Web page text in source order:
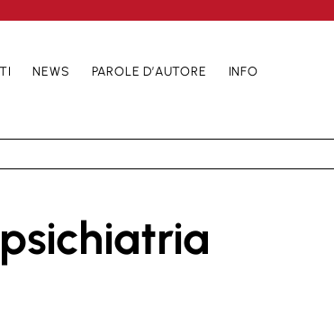
NEWS PAROLE D’AUTORE INFO